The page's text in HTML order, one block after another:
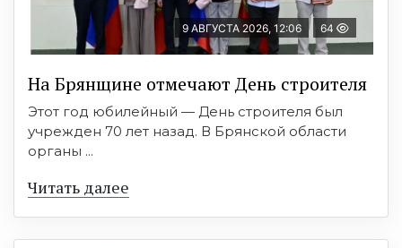
9 АВГУСТА 2026, 12:06 64
На Брянщине отмечают День строителя
Этот год юбилейный — День строителя был
учрежден 70 лет назад. В Брянской области
органы ...
Читать далее